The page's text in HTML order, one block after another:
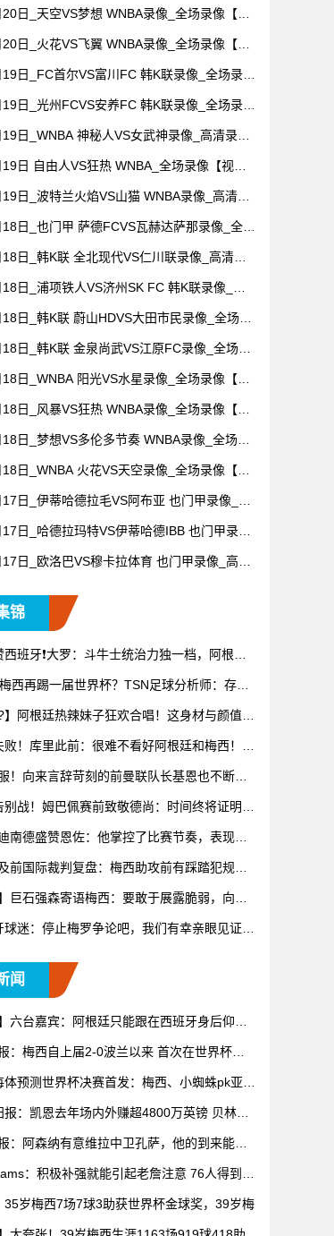
日_天空VS梦想 WNBA录像_全场录像【视
日_火花VS飞翼 WNBA录像_全场录像【高
日_FC首尔VS富川FC 韩K联录像_全场录像
日_光州FCVS安养FC 韩K联录像_全场录像
日_WNBA 神秘人VS女武神录像_高清录像
日 自由人VS狂热 WNBA_全场录像【视频
日_波特兰火焰VS山猫 WNBA录像_高清录
日_也门甲 萨德FCVS瓦赫达萨那录像_全场
日_韩K联 全北现代VS仁川联录像_高清录
日_浦项铁人VS济州SK FC 韩K联录像_全
日_韩K联 蔚山HDVS大田市民录像_全场录
日_韩K联 金泉尚武VS江原FC录像_全场录
日_WNBA 阳光VS水星录像_全场录像【高
日_风暴VS狂热 WNBA录像_全场录像【视
日_梦想VS多伦多节奏 WNBA录像_全场录
日_WNBA 火花VS天空录像_全场录像【高
日_伊蒂哈德拉毛VS阿布亚 也门甲录像_高
日_哈德拉玛特VS伊蒂哈德IBB 也门甲录像
日_欧洛巴VS穆卡拉体育 也门甲录像_高清
锦
班牙❗大罗：斗牛士统治力独一档，阿根廷
西再踢一届世界杯？TSN足球分析师：存在
】阿根廷热辣妹子狂欢合唱！这身材与颜值，
！库里此前：很难不看好阿根廷和梅西！他
！向来言辞苛刻的前曼联队长基恩也不断用
战！姆巴佩赛前致敬德尚：时间终将证明你
南德盛赞恩佐：他掌控了比赛节奏，表现太
前国际裁判复盘：梅西助攻前有踩踏犯规，
巨石强森寄语梅西：要敢于展露脆弱，向妻
迷：停止梅罗争论吧，我们有幸亲眼见证两
闻
六台嘉宾：阿根廷只能跟在西班牙身后仰
：梅西自上届2-0波兰以来 首次在世界杯比
预测世界杯决赛首发：梅西、小蜘蛛pk亚马
：凯恩去年场内外赚超4800万英镑 贝林厄
：阿森纳有意维拉中卫孔萨，他的到来能给
：积极补强就能引起老詹注意 76人得到布
35岁梅西7场7球3助获世界杯金球奖，39岁梅